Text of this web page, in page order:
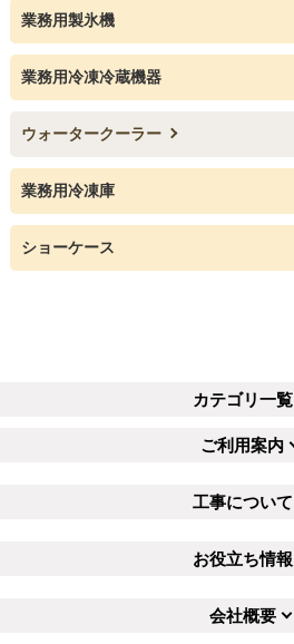
業務用製氷機
業務用冷凍冷蔵機器
ウォータークーラー
業務用冷凍庫
ショーケース
カテゴリ一覧
ご利用案内
工事について
お役立ち情報
会社概要